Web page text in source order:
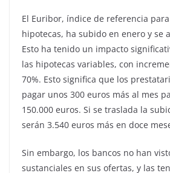
El Euribor, índice de referencia
hipotecas, ha subido en enero y se
Esto ha tenido un impacto
las hipotecas variables, con
70%. Esto significa que los
pagar unos 300 euros más al mes
150.000 euros. Si se traslada la
serán 3.540 euros más en doce
Sin embargo, los bancos no han
sustanciales en sus ofertas, y las